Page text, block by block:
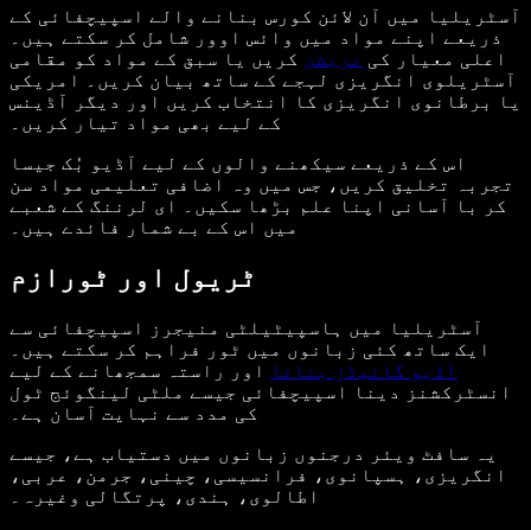
آسٹریلیا میں آن لائن کورس بنانے والے اسپیچفائی کے
ذریعے اپنے مواد میں وائس اوور شامل کر سکتے ہیں۔
اعلی معیار کی نریشن کریں یا سبق کے مواد کو مقامی
آسٹریلوی انگریزی لہجے کے ساتھ بیان کریں۔ امریکی
یا برطانوی انگریزی کا انتخاب کریں اور دیگر آڈینس
کے لیے بھی مواد تیار کریں۔
اس کے ذریعے سیکھنے والوں کے لیے آڈیو بُک جیسا
تجربہ تخلیق کریں، جس میں وہ اضافی تعلیمی مواد سن
کر با آسانی اپنا علم بڑھا سکیں۔ ای لرننگ کے شعبے
میں اس کے بے شمار فائدے ہیں۔
ٹریول اور ٹورازم
آسٹریلیا میں ہاسپیٹیلٹی منیجرز اسپیچفائی سے
ایک ساتھ کئی زبانوں میں ٹور فراہم کر سکتے ہیں۔
آڈیو گائیڈز بنانا
اور راستہ سمجھانے کے لیے
انسٹرکشنز دینا اسپیچفائی جیسے ملٹی لینگوئج ٹول
کی مدد سے نہایت آسان ہے۔
یہ سافٹ ویئر درجنوں زبانوں میں دستیاب ہے، جیسے
انگریزی، ہسپانوی، فرانسیسی، چینی، جرمن، عربی،
اطالوی، ہندی، پرتگالی وغیرہ۔